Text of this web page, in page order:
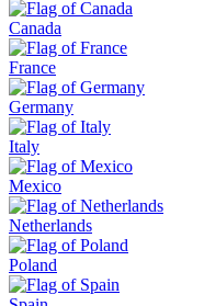
Canada
France
Germany
Italy
Mexico
Netherlands
Poland